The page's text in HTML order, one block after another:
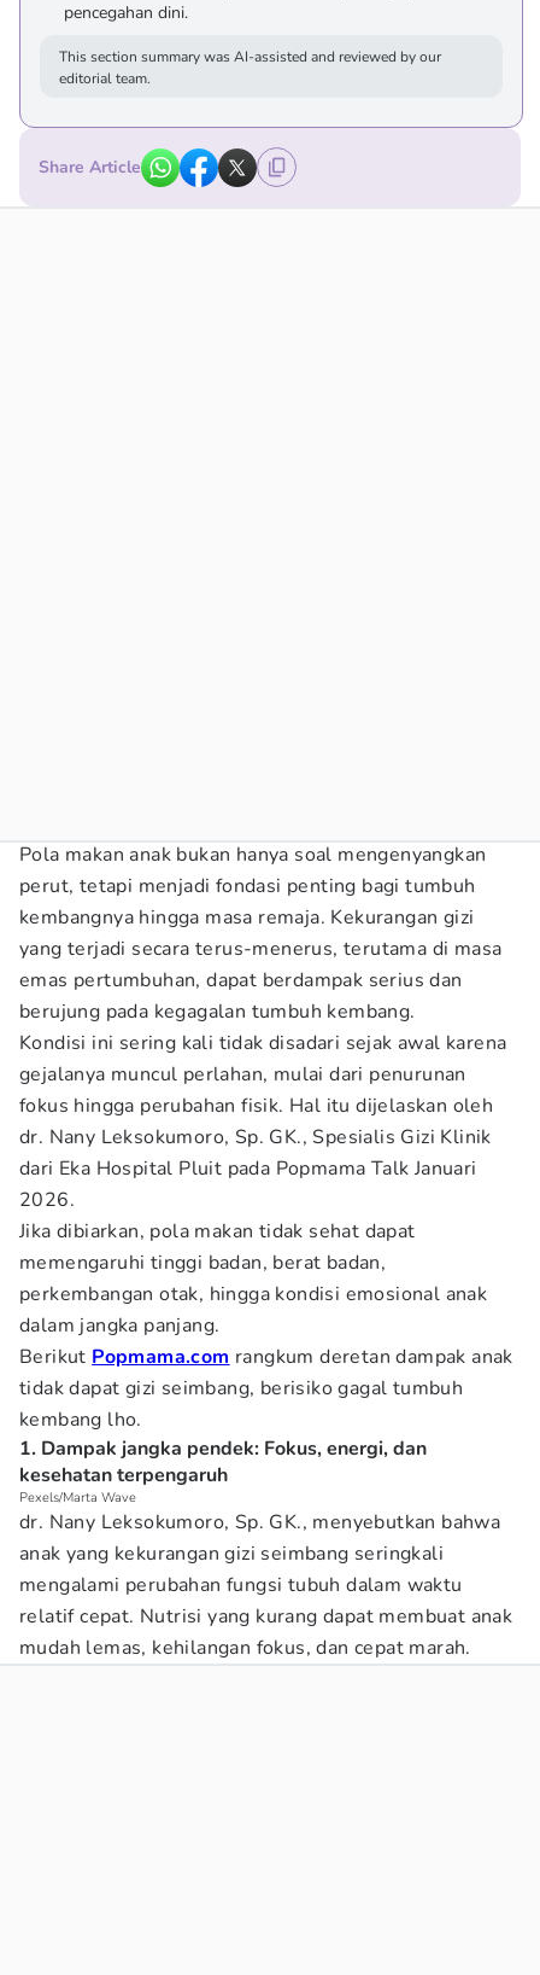
pencegahan dini.
This section summary was AI-assisted and reviewed by our
editorial team.
Share Article
Pola makan anak bukan hanya soal mengenyangkan
perut, tetapi menjadi fondasi penting bagi tumbuh
kembangnya hingga masa remaja. Kekurangan gizi
yang terjadi secara terus-menerus, terutama di masa
emas pertumbuhan, dapat berdampak serius dan
berujung pada kegagalan tumbuh kembang.
Kondisi ini sering kali tidak disadari sejak awal karena
gejalanya muncul perlahan, mulai dari penurunan
fokus hingga perubahan fisik. Hal itu dijelaskan oleh
dr. Nany Leksokumoro, Sp. GK., Spesialis Gizi Klinik
dari Eka Hospital Pluit pada Popmama Talk Januari
2026.
Jika dibiarkan, pola makan tidak sehat dapat
memengaruhi tinggi badan, berat badan,
perkembangan otak, hingga kondisi emosional anak
dalam jangka panjang.
Berikut Popmama.com rangkum deretan dampak anak
tidak dapat gizi seimbang, berisiko gagal tumbuh
kembang lho.
1. Dampak jangka pendek: Fokus, energi, dan
kesehatan terpengaruh
Pexels/Marta Wave
dr. Nany Leksokumoro, Sp. GK., menyebutkan bahwa
anak yang kekurangan gizi seimbang seringkali
mengalami perubahan fungsi tubuh dalam waktu
relatif cepat. Nutrisi yang kurang dapat membuat anak
mudah lemas, kehilangan fokus, dan cepat marah.